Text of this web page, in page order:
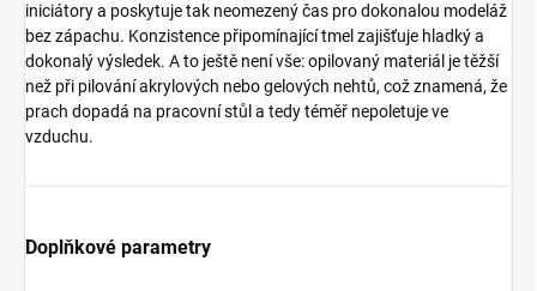
iniciátory a poskytuje tak neomezený čas pro dokonalou modeláž
bez zápachu. Konzistence připomínající tmel zajišťuje hladký a
dokonalý výsledek. A to ještě není vše: opilovaný materiál je těžší
než při pilování akrylových nebo gelových nehtů, což znamená, že
prach dopadá na pracovní stůl a tedy téměř nepoletuje ve
vzduchu.
Doplňkové parametry